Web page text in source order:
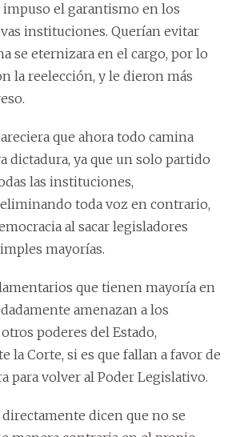
impuso el garantismo en los
instituciones. Querían evitar
se eternizara en el cargo, por lo
la reelección, y le dieron más
que ahora todo camina
dictadura, ya que un solo partido
las instituciones,
toda voz en contrario,
al sacar legisladores
mayorías.
que tienen mayoría en
amenazan a los
poderes del Estado,
la Corte, si es que fallan a favor de
para volver al Poder Legislativo.
dicen que no se